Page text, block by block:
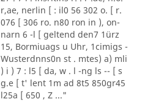
r,ae, nerlin [ : il0 56 302 o. [ r.
076 [ 306 ro. n80 ron in ), on-
narn 6 -l [ geltend den7 1ürz
15, Bormiuags u Uhr, 1cimigs -
Wusterdnns0n st . mtes) a) mli
) i ) 7 : l5 [ da, w . l -ng ls -- [ s
g.e [ t' lent 1m ad 8t5 850gr45
l25a [ 650 , Z ..."